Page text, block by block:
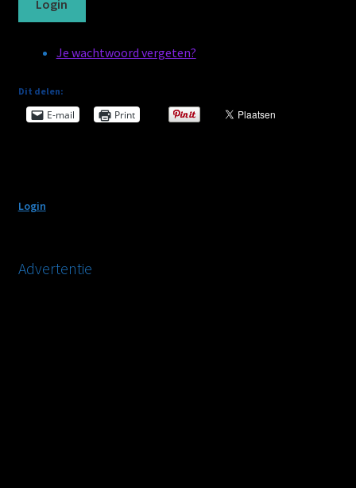
WebWinkel
Afrekenen
Mijn account
Privacybeleid
Login
Je wachtwoord vergeten?
Dit delen:
E-mail Print
Login
Advertentie